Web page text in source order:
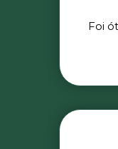
Foi